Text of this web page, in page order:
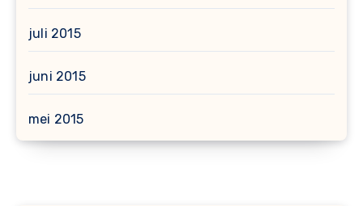
juli 2015
juni 2015
mei 2015